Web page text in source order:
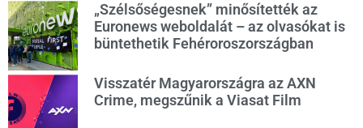
„Szélsőségesnek” minősítették az
Euronews weboldalát – az olvasókat is
büntethetik Fehéroroszországban
Visszatér Magyarországra az AXN
Crime, megszűnik a Viasat Film